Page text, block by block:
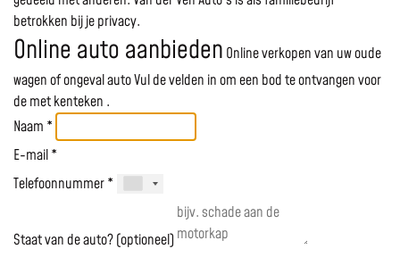
betrokken bij je privacy.
Online auto aanbieden Online verkopen van uw oude
wagen of ongeval autoVul de velden in om een bod te ontvangen voor
demet kenteken .
Naam *
E-mail *
Telefoonnummer *
Staat van de auto? (optioneel)